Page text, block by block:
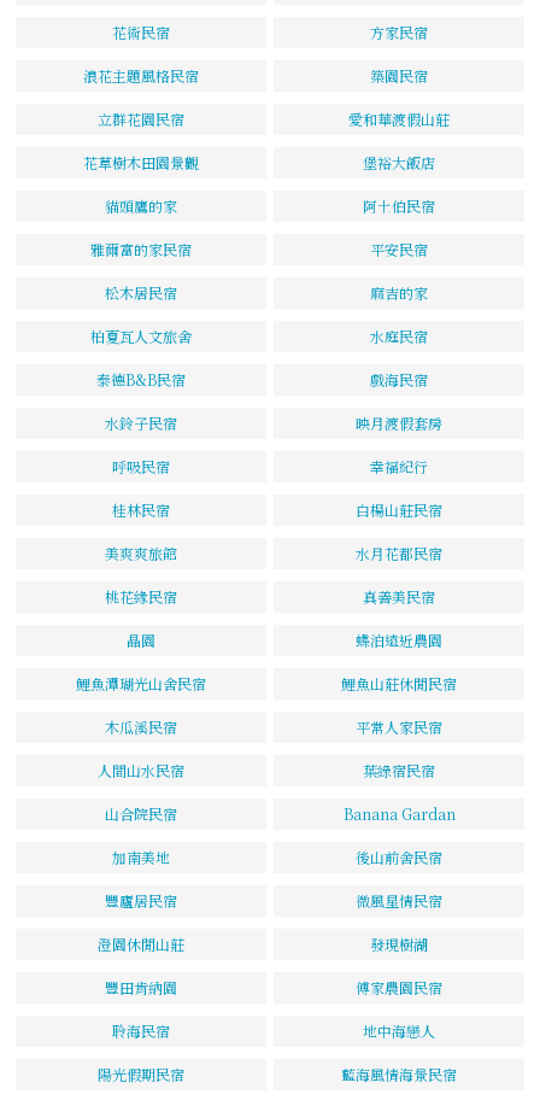
花術民宿 方家民宿
浪花主題風格民宿 築園民宿
立群花園民宿 愛和華渡假山莊
花草樹木田園景觀 堡裕大飯店
貓頭鷹的家 阿土伯民宿
雅爾富的家民宿 平安民宿
松木居民宿 麻吉的家
柏夏瓦人文旅舍 水庭民宿
泰德B&B民宿 戲海民宿
水鈴子民宿 映月渡假套房
呼吸民宿 幸福紀行
桂林民宿 白楊山莊民宿
美爽爽旅館 水月花都民宿
桃花緣民宿 真善美民宿
晶園 蝶泊遠近農園
鯉魚潭瑚光山舍民宿 鯉魚山莊休閒民宿
木瓜溪民宿 平常人家民宿
人間山水民宿 葉綠宿民宿
山合院民宿 Banana Gardan
加南美地 後山前舍民宿
豐廬居民宿 微風星情民宿
澄園休閒山莊 發現樹湖
豐田肯納園 傅家農園民宿
聆海民宿 地中海戀人
陽光假期民宿 藍海風情海景民宿